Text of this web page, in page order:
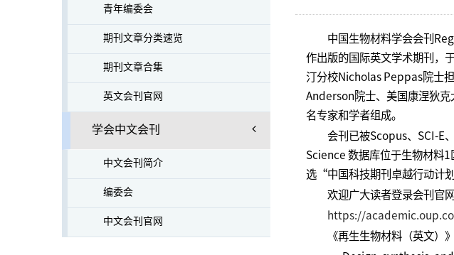
青年编委会
期刊文章分类速览
期刊文章合集
英文会刊官网
学会中文会刊
中文会刊简介
编委会
中文会刊官网
中国生物材料学会会刊
作出版的国际英文学术期刊，
汀分校Nicholas Peppas院士
Anderson院士、美国康涅狄
名专家和学者组成。
会刊已被Scopus、SCI-E
Science 数据库位于生物材料
选“中国科技期刊卓越行动计
欢迎广大读者登录会刊官
https://
《再生生物材料（英文）